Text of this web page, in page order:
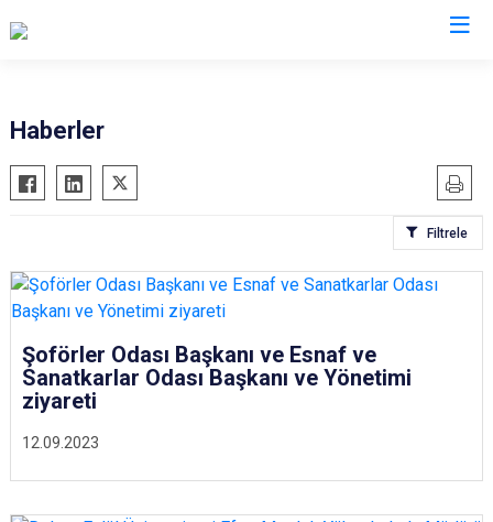
Aliağa
Balçova
Bergama
Beydağ
Bornova
Buca
Çeşme
Çiğli
Dikili
Karaburun
Karşıyaka
Kemalpaşa
Kınık
Menderes
Seferihisar
Tire
Torbalı
Karabağlar
Haberler
Filtrele
12.09.2023
Şoförler Odası Başkanı ve Esnaf ve
Sanatkarlar Odası Başkanı ve Yönetimi
ziyareti